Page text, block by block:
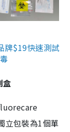
牌$19快速測試
盒
立包裝為1個單